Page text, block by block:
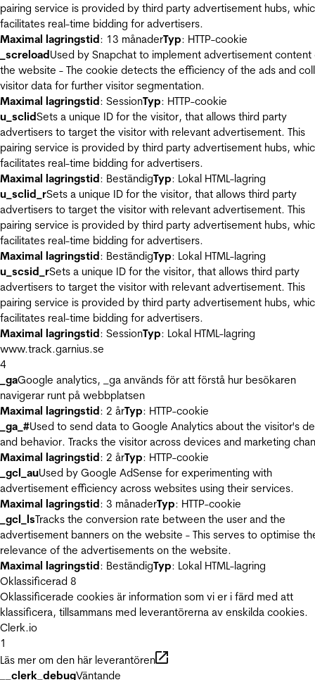
pairing service is provided by third party advertisement hubs,
facilitates real-time bidding for advertisers.
Maximal lagringstid: 13 månaderTyp: HTTP-cookie
_screloadUsed by Snapchat to implement advertisement content
the website - The cookie detects the efficiency of the ads and
visitor data for further visitor segmentation.
Maximal lagringstid: SessionTyp: HTTP-cookie
u_sclidSets a unique ID for the visitor, that allows third party
advertisers to target the visitor with relevant advertisement. This
pairing service is provided by third party advertisement hubs,
facilitates real-time bidding for advertisers.
Maximal lagringstid: BeständigTyp: Lokal HTML-lagring
u_sclid_rSets a unique ID for the visitor, that allows third party
advertisers to target the visitor with relevant advertisement. This
pairing service is provided by third party advertisement hubs,
facilitates real-time bidding for advertisers.
Maximal lagringstid: BeständigTyp: Lokal HTML-lagring
u_scsid_rSets a unique ID for the visitor, that allows third party
advertisers to target the visitor with relevant advertisement. This
pairing service is provided by third party advertisement hubs,
facilitates real-time bidding for advertisers.
Maximal lagringstid: SessionTyp: Lokal HTML-lagring
www.track.garnius.se
4
_gaGoogle analytics, _ga används för att förstå hur besökaren
navigerar runt på webbplatsen
Maximal lagringstid: 2 årTyp: HTTP-cookie
_ga_#Used to send data to Google Analytics about the visitor's
and behavior. Tracks the visitor across devices and marketing
Maximal lagringstid: 2 årTyp: HTTP-cookie
_gcl_auUsed by Google AdSense for experimenting with
advertisement efficiency across websites using their services.
Maximal lagringstid: 3 månaderTyp: HTTP-cookie
_gcl_lsTracks the conversion rate between the user and the
advertisement banners on the website - This serves to optimise
relevance of the advertisements on the website.
Maximal lagringstid: BeständigTyp: Lokal HTML-lagring
Oklassificerad 8
Oklassificerade cookies är information som vi er i färd med att
klassificera, tillsammans med leverantörerna av enskilda cookies.
Clerk.io
1
Läs mer om den här leverantören
__clerk_debugVäntande